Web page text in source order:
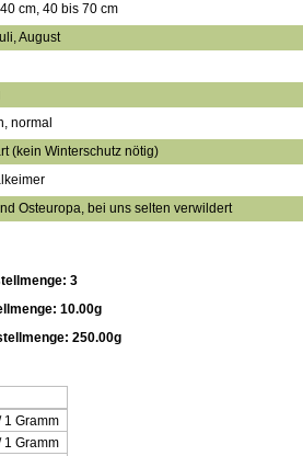
cm, 40 bis 70 cm
August
normal
(kein Winterschutz nötig)
Osteuropa, bei uns selten verwildert
3
10.00g
250.00g
1 Gramm
1 Gramm